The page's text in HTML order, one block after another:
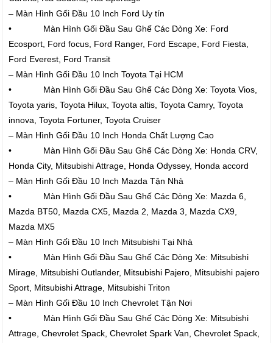
– Màn Hình Gối Đầu 10 Inch Ford Uy tín
• Màn Hình Gối Đầu Sau Ghế Các Dòng Xe: Ford
Ecosport, Ford focus, Ford Ranger, Ford Escape, Ford Fiesta,
Ford Everest, Ford Transit
– Màn Hình Gối Đầu 10 Inch Toyota Tại HCM
• Màn Hình Gối Đầu Sau Ghế Các Dòng Xe: Toyota Vios,
Toyota yaris, Toyota Hilux, Toyota altis, Toyota Camry, Toyota
innova, Toyota Fortuner, Toyota Cruiser
– Màn Hình Gối Đầu 10 Inch Honda Chất Lượng Cao
• Màn Hình Gối Đầu Sau Ghế Các Dòng Xe: Honda CRV,
Honda City, Mitsubishi Attrage, Honda Odyssey, Honda accord
– Màn Hình Gối Đầu 10 Inch Mazda Tận Nhà
• Màn Hình Gối Đầu Sau Ghế Các Dòng Xe: Mazda 6,
Mazda BT50, Mazda CX5, Mazda 2, Mazda 3, Mazda CX9,
Mazda MX5
– Màn Hình Gối Đầu 10 Inch Mitsubishi Tại Nhà
• Màn Hình Gối Đầu Sau Ghế Các Dòng Xe: Mitsubishi
Mirage, Mitsubishi Outlander, Mitsubishi Pajero, Mitsubishi pajero
Sport, Mitsubishi Attrage, Mitsubishi Triton
– Màn Hình Gối Đầu 10 Inch Chevrolet Tận Nơi
• Màn Hình Gối Đầu Sau Ghế Các Dòng Xe: Mitsubishi
Attrage, Chevrolet Spack, Chevrolet Spark Van, Chevrolet Spack,